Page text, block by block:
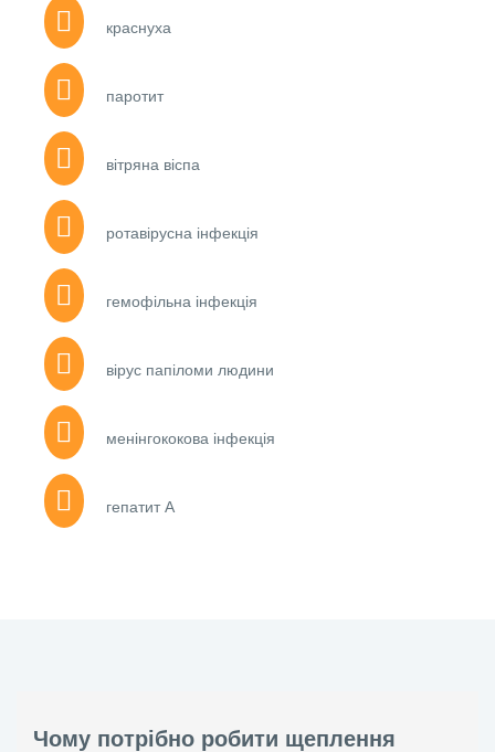
краснуха
паротит
вітряна віспа
ротавірусна інфекція
гемофільна інфекція
вірус папіломи людини
менінгококова інфекція
гепатит А
Чому потрібно робити щеплення